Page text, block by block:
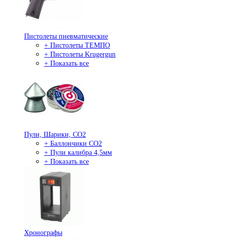
Пистолеты пневматические
+ Пистолеты ТЕМПО
+ Пистолеты Krugergun
+ Показать все
Пули, Шарики, СО2
+ Баллончики СО2
+ Пули калибра 4,5мм
+ Показать все
Хронографы